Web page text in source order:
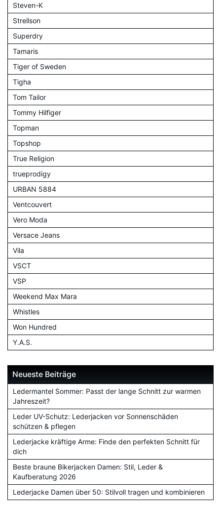
Steven-K
Strellson
Superdry
Tamaris
Tiger of Sweden
Tigha
Tom Tailor
Tommy Hilfiger
Topman
Topshop
True Religion
trueprodigy
URBAN 5884
Ventcouvert
Vero Moda
Versace Jeans
Vila
VSCT
VSP
Weekend Max Mara
Whistles
Won Hundred
Y.A.S.
Neueste Beiträge
Ledermantel Sommer: Passt der lange Schnitt zur warmen
Jahreszeit?
Leder UV-Schutz: Lederjacken vor Sonnenschäden
schützen & pflegen
Lederjacke kräftige Arme: Finde den perfekten Schnitt für
dich
Beste braune Bikerjacken Damen: Stil, Leder &
Kaufberatung 2026
Lederjacke Damen über 50: Stilvoll tragen und kombinieren